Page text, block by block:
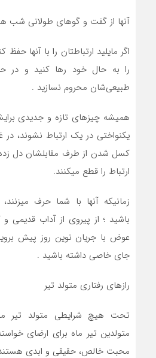
آنها از گفت ‌و گوهاي طولاني شب
اگر مايليد ارتباطتان را با آنها حفظ
را به حال خود رها کنيد و در
طبيعي‌شان محروم نسازيد .
هميشه چيزهاي تازه و جديدي
يکنواختي در يک ارتباط نشوند،
کسل شدن از طرف مقابلشان دل
ارتباط را قطع ميکنند.
زمانيکه آنها با شما حرف
باشيد ؛ از پيروي از آداب
عوض با جريان نوين روز پيش
جاي خاصي داشته باشيد .
رازهای رفتاری متولد تیر
تحت هيچ شرايطي متولد تير
متولدين تير ماه براي ارضاي
محبت خالص، حقيقي و ابدي